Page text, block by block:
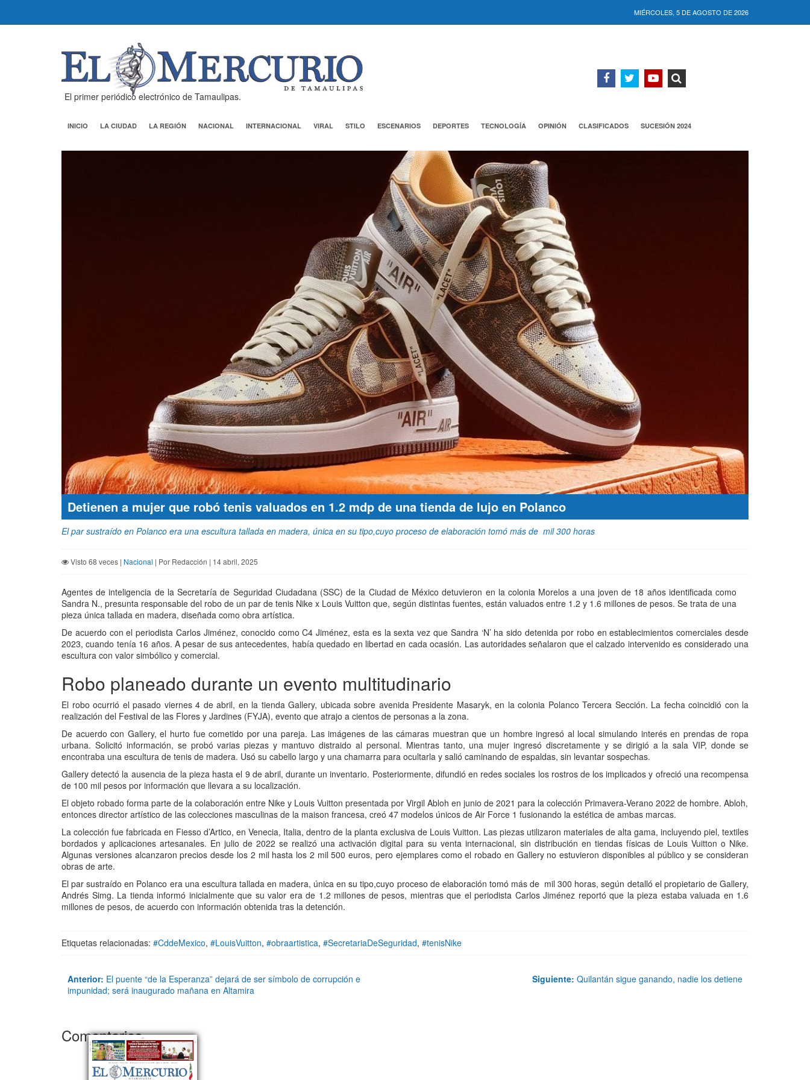
MIÉRCOLES, 5 DE AGOSTO DE 2026
El primer periódico electrónico de Tamaulipas.
INICIO LA CIUDAD LA REGIÓN NACIONAL INTERNACIONAL VIRAL STILO ESCENARIOS DEPORTES TECNOLOGÍA OPINIÓN CLASIFICADOS SUCESIÓN 2024
Detienen a mujer que robó tenis valuados en 1.2 mdp de una tienda de lujo en Polanco
El par sustraído en Polanco era una escultura tallada en madera, única en su tipo,cuyo proceso de elaboración tomó más de mil 300 horas
Visto 68 veces | Nacional | Por Redacción | 14 abril, 2025
Agentes de inteligencia de la Secretaría de Seguridad Ciudadana (SSC) de la Ciudad de México detuvieron en la colonia Morelos a una joven de 18 años identificada como
Sandra N., presunta responsable del robo de un par de tenis Nike x Louis Vuitton que, según distintas fuentes, están valuados entre 1.2 y 1.6 millones de pesos. Se trata de una
pieza única tallada en madera, diseñada como obra artística.
De acuerdo con el periodista Carlos Jiménez, conocido como C4 Jiménez, esta es la sexta vez que Sandra ‘N’ ha sido detenida por robo en establecimientos comerciales desde
2023, cuando tenía 16 años. A pesar de sus antecedentes, había quedado en libertad en cada ocasión. Las autoridades señalaron que el calzado intervenido es considerado una
escultura con valor simbólico y comercial.
Robo planeado durante un evento multitudinario
El robo ocurrió el pasado viernes 4 de abril, en la tienda Gallery, ubicada sobre avenida Presidente Masaryk, en la colonia Polanco Tercera Sección. La fecha coincidió con la
realización del Festival de las Flores y Jardines (FYJA), evento que atrajo a cientos de personas a la zona.
De acuerdo con Gallery, el hurto fue cometido por una pareja. Las imágenes de las cámaras muestran que un hombre ingresó al local simulando interés en prendas de ropa
urbana. Solicitó información, se probó varias piezas y mantuvo distraido al personal. Mientras tanto, una mujer ingresó discretamente y se dirigió a la sala VIP, donde se
encontraba una escultura de tenis de madera. Usó su cabello largo y una chamarra para ocultarla y salió caminando de espaldas, sin levantar sospechas.
Gallery detectó la ausencia de la pieza hasta el 9 de abril, durante un inventario. Posteriormente, difundió en redes sociales los rostros de los implicados y ofreció una recompensa
de 100 mil pesos por información que llevara a su localización.
El objeto robado forma parte de la colaboración entre Nike y Louis Vuitton presentada por Virgil Abloh en junio de 2021 para la colección Primavera-Verano 2022 de hombre. Abloh,
entonces director artístico de las colecciones masculinas de la maison francesa, creó 47 modelos únicos de Air Force 1 fusionando la estética de ambas marcas.
La colección fue fabricada en Fiesso d’Artico, en Venecia, Italia, dentro de la planta exclusiva de Louis Vuitton. Las piezas utilizaron materiales de alta gama, incluyendo piel, textiles
bordados y aplicaciones artesanales. En julio de 2022 se realizó una activación digital para su venta internacional, sin distribución en tiendas físicas de Louis Vuitton o Nike.
Algunas versiones alcanzaron precios desde los 2 mil hasta los 2 mil 500 euros, pero ejemplares como el robado en Gallery no estuvieron disponibles al público y se consideran
obras de arte.
El par sustraído en Polanco era una escultura tallada en madera, única en su tipo,cuyo proceso de elaboración tomó más de mil 300 horas, según detalló el propietario de Gallery,
Andrés Simg. La tienda informó inicialmente que su valor era de 1.2 millones de pesos, mientras que el periodista Carlos Jiménez reportó que la pieza estaba valuada en 1.6
millones de pesos, de acuerdo con información obtenida tras la detención.
Etiquetas relacionadas: #CddeMexico, #LouisVuitton, #obraartistica, #SecretariaDeSeguridad, #tenisNike
Anterior: El puente “de la Esperanza” dejará de ser símbolo de corrupción e
impunidad; será inaugurado mañana en Altamira
Siguiente: Quilantán sigue ganando, nadie los detiene
Comentarios